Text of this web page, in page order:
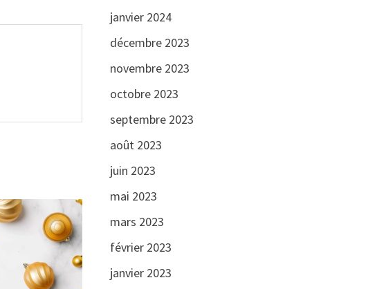
janvier 2024
décembre 2023
novembre 2023
octobre 2023
septembre 2023
août 2023
juin 2023
mai 2023
mars 2023
février 2023
janvier 2023